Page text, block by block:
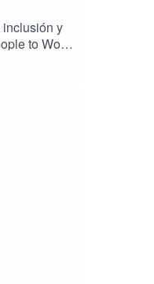
inclusión y
to Work,